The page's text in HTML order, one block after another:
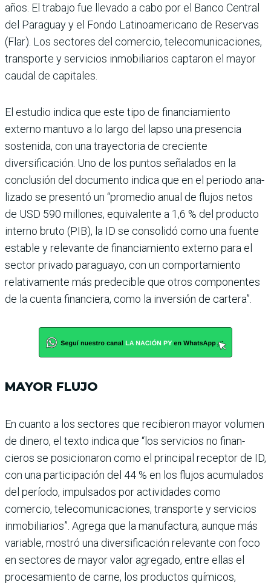
años. El tra­bajo fue llevado a cabo por el Banco Central
del Paraguay y el Fondo Latinoamericano de Reservas
(Flar). Los secto­res del comercio, telecomuni­caciones,
transporte y servi­cios inmobiliarios captaron el mayor
caudal de capitales.
El estudio indica que este tipo de financiamiento
externo mantuvo a lo largo del lapso una presencia
sostenida, con una trayectoria de cre­ciente
diversificación. Uno de los puntos señalados en la
conclusión del documento indica que en el periodo ana­
lizado se presentó un “pro­medio anual de flujos netos
de USD 590 millones, equi­valente a 1,6 % del producto
interno bruto (PIB), la ID se consolidó como una fuente
estable y relevante de finan­ciamiento externo para el
sector privado paraguayo, con un comportamiento
relativamente más predeci­ble que otros componentes
de la cuenta financiera, como la inversión de cartera”.
MAYOR FLUJO
En cuanto a los sectores que recibieron mayor volumen
de dinero, el texto indica que “los servicios no finan­
cieros se posicionaron como el principal receptor de ID,
con una participación del 44 % en los flujos acumulados
del período, impulsados por actividades como
comercio, telecomunicaciones, trans­porte y servicios
inmobilia­rios”. Agrega que la manufac­tura, aunque más
variable, mostró una diversificación relevante con foco
en secto­res de mayor valor agregado, entre ellas el
procesamiento de carne, los productos quí­micos,